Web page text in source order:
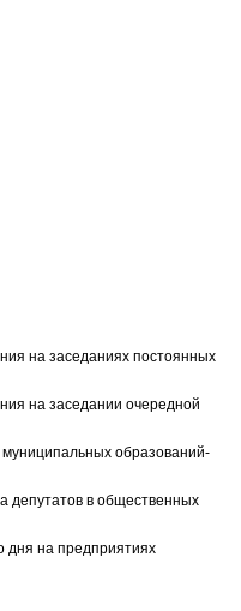
на заседаниях постоянных
на заседании очередной
образований-
в общественных
на предприятиях